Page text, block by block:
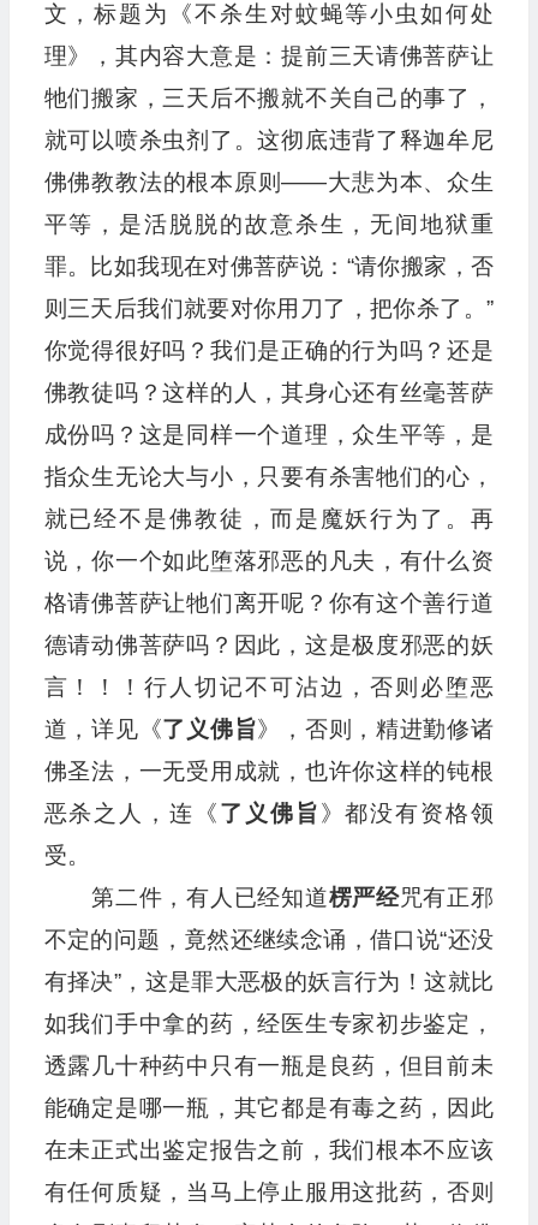
文，标题为《不杀生对蚊蝇等小虫如何处
理》，其内容大意是：提前三天请佛菩萨让
牠们搬家，三天后不搬就不关自己的事了，
就可以喷杀虫剂了。这彻底违背了释迦牟尼
佛佛教教法的根本原则——大悲为本、众生
平等，是活脱脱的故意杀生，无间地狱重
罪。比如我现在对佛菩萨说：“请你搬家，否
则三天后我们就要对你用刀了，把你杀了。”
你觉得很好吗？我们是正确的行为吗？还是
佛教徒吗？这样的人，其身心还有丝毫菩萨
成份吗？这是同样一个道理，众生平等，是
指众生无论大与小，只要有杀害牠们的心，
就已经不是佛教徒，而是魔妖行为了。再
说，你一个如此堕落邪恶的凡夫，有什么资
格请佛菩萨让牠们离开呢？你有这个善行道
德请动佛菩萨吗？因此，这是极度邪恶的妖
言！！！行人切记不可沾边，否则必堕恶
道，详见《了义佛旨》，否则，精进勤修诸
佛圣法，一无受用成就，也许你这样的钝根
恶杀之人，连《了义佛旨》都没有资格领
受。
第二件，有人已经知道楞严经咒有正邪
不定的问题，竟然还继续念诵，借口说“还没
有择决”，这是罪大恶极的妖言行为！这就比
如我们手中拿的药，经医生专家初步鉴定，
透露几十种药中只有一瓶是良药，但目前未
能确定是哪一瓶，其它都是有毒之药，因此
在未正式出鉴定报告之前，我们根本不应该
有任何质疑，当马上停止服用这批药，否则